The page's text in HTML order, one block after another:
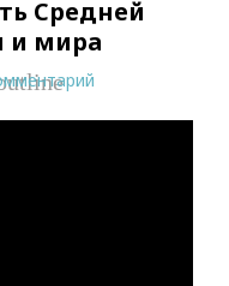
Средней
и мира